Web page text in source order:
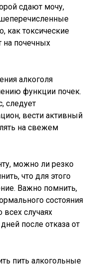
сдают мочу,
как токсические
на почечных
алкоголя
функции почек.
следует
вести активный
на свежем
можно ли резко
что для этого
Важно помнить,
состояния
всех случаях
после отказа от
пить алкогольные